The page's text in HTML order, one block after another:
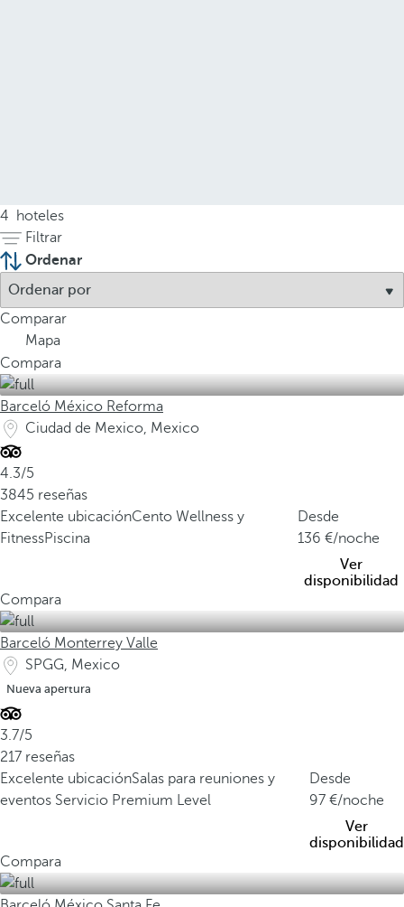
4
hoteles
Filtrar
Ordenar
Comparar
Mapa
Compara
Barceló México Reforma
Ciudad de Mexico, Mexico
4.3/5
3845 reseñas
Excelente ubicaciónCento Wellness y
FitnessPiscina
Desde
136
/noche
Ver
disponibilidad
Compara
Barceló Monterrey Valle
SPGG, Mexico
Nueva apertura
3.7/5
217 reseñas
Excelente ubicaciónSalas para reuniones y
eventos Servicio Premium Level
Desde
97
/noche
Ver
disponibilidad
Compara